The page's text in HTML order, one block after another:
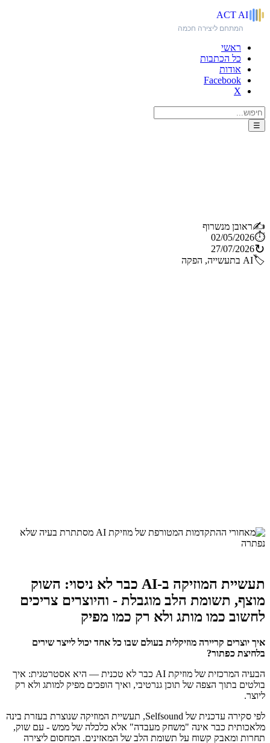
ACT AI
המתחם ליצירה חכמה
ראשי
כל הכתבות
אודות
Facebook
X
☰
✍️ראובן מנשרוף
⏱️
02/05/2026
↻
27/07/2026
🏷️AI בתעשייה, הפקה
תעשיית המוזיקה ב-AI כבר לא ניסוי: השוק
מוצף, תשומת הלב מוגבלת - והיוצרים צריכים
לחשוב כמו מותג ולא רק כמו מפיק
איך יוצרים קריירה מוזיקלית בעולם שבו כל אחד יכול לייצר שירים
בלחיצת כפתור?
הבעיה המרכזית של מוזיקת AI כבר לא טכנית — היא אסטרטגית: איך
בולטים בתוך הצפה של תוכן גנרטיבי, ואיך הופכים מפיק למותג ולא רק
ליוצר.
לפי סקירה עדכנית של Selfsound, תעשיית המוזיקה שנוצרת בעזרת בינה
מלאכותית כבר אינה "משחק מעבדה" אלא כלכלה של ממש - עם שוק,
תחרות ומאבק קשוח על תשומת הלב של המאזינים. המחסום ליצירה